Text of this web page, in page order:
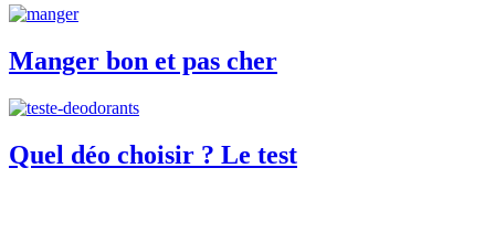
Manger bon et pas cher
Quel déo choisir ? Le test